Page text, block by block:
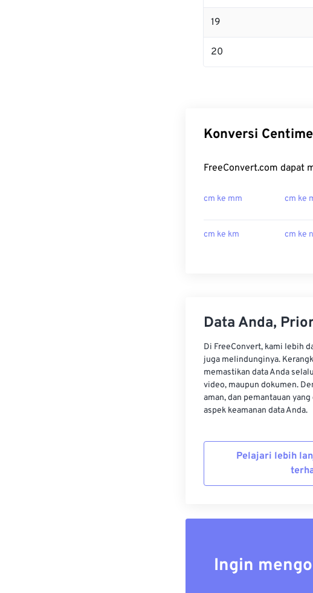
19
20
Konversi
FreeConvert.com dapat
cm ke mm cm ke
cm ke km cm ke
Data Anda,
Di FreeConvert, kami lebih
juga melindunginya.
memastikan data Anda
video, maupun dokumen.
aman, dan pemantauan
aspek keamanan data Anda.
Pelajari lebih
Ingin